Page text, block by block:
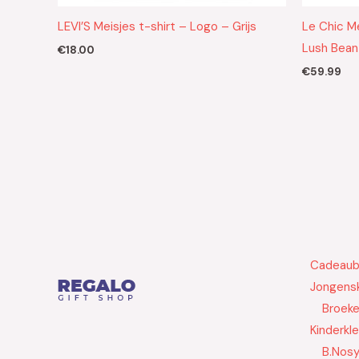
LEVI’S Meisjes t-shirt – Logo – Grijs
€18.00
Le Chic
Lush Bean
€59.99
B.Nosy